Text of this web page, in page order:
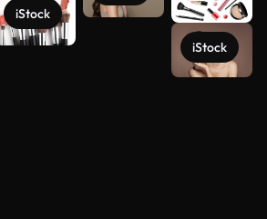
iStock
iStock